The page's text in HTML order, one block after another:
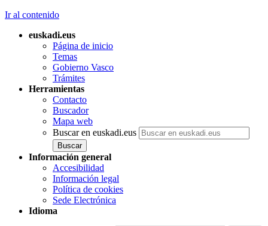
Ir al contenido
euskadi.eus
Página de inicio
Temas
Gobierno Vasco
Trámites
Herramientas
Contacto
Buscador
Mapa web
Buscar en euskadi.eus
Información general
Accesibilidad
Información legal
Política de cookies
Sede Electrónica
Idioma